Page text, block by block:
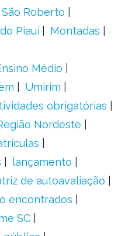
São Roberto
Piauí
Montadas
Médio
Umirim
obrigatórias
Nordeste
lançamento
de autoavaliação
encontrados
SC